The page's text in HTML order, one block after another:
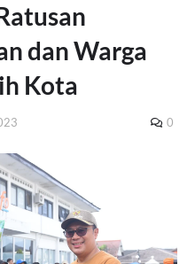
dan Warga
Kota
0